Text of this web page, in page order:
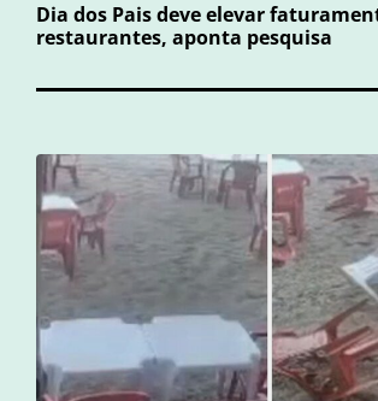
Dia dos Pais deve elevar
restaurantes, aponta pesquisa